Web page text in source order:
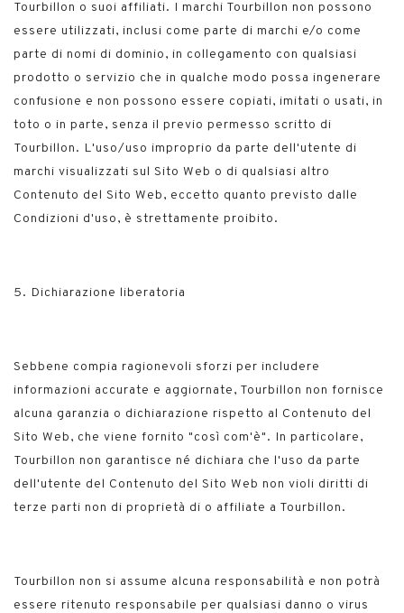
Tourbillon o suoi affiliati. I marchi Tourbillon non possono
essere utilizzati, inclusi come parte di marchi e/o come
parte di nomi di dominio, in collegamento con qualsiasi
prodotto o servizio che in qualche modo possa ingenerare
confusione e non possono essere copiati, imitati o usati, in
toto o in parte, senza il previo permesso scritto di
Tourbillon. L'uso/uso improprio da parte dell'utente di
marchi visualizzati sul Sito Web o di qualsiasi altro
Contenuto del Sito Web, eccetto quanto previsto dalle
Condizioni d'uso, è strettamente proibito.
5. Dichiarazione liberatoria
Sebbene compia ragionevoli sforzi per includere
informazioni accurate e aggiornate, Tourbillon non fornisce
alcuna garanzia o dichiarazione rispetto al Contenuto del
Sito Web, che viene fornito "così com'è". In particolare,
Tourbillon non garantisce né dichiara che l'uso da parte
dell'utente del Contenuto del Sito Web non violi diritti di
terze parti non di proprietà di o affiliate a Tourbillon.
Tourbillon non si assume alcuna responsabilità e non potrà
essere ritenuto responsabile per qualsiasi danno o virus